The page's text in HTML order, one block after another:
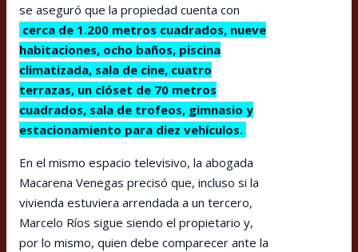
se aseguró que la propiedad cuenta con
cerca de 1.200 metros cuadrados, nueve
habitaciones, ocho baños, piscina
climatizada, sala de cine, cuatro
terrazas, un clóset de 70 metros
cuadrados, sala de trofeos, gimnasio y
estacionamiento para diez vehículos.
En el mismo espacio televisivo, la abogada
Macarena Venegas precisó que, incluso si la
vivienda estuviera arrendada a un tercero,
Marcelo Ríos sigue siendo el propietario y,
por lo mismo, quien debe comparecer ante la